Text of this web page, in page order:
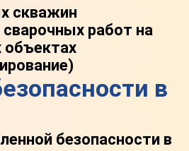
скважин
работ на
объектах
в
безопасности в